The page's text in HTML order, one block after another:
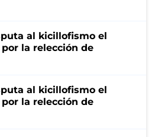
al kicillofismo el
la relección de
al kicillofismo el
la relección de